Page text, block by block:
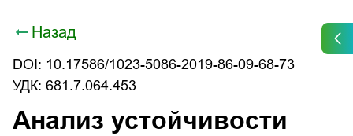
Назад
DOI: 10.17586/1023-5086-2019-86-09-68-73
УДК: 681.7.064.453
Анализ устойчивости